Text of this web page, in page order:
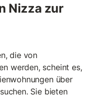
Nizza zur
die von
werden, scheint es,
über
Sie bieten